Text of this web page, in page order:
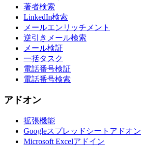
著者検索
LinkedIn検索
メールエンリッチメント
逆引きメール検索
メール検証
一括タスク
電話番号検証
電話番号検索
アドオン
拡張機能
Googleスプレッドシートアドオン
Microsoft Excelアドイン